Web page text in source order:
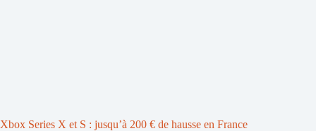
Xbox Series X et S : jusqu’à 200 € de hausse en France